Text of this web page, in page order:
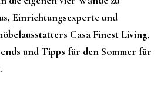
Einrichtungsexperte und
Casa Finest Living,
und Tipps für den Sommer für